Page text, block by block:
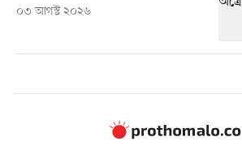
০৩ আগস্ট ২০২৬